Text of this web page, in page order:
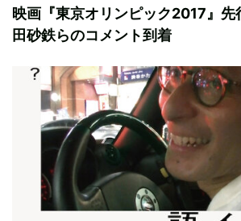
映画『東京オリンピック2017』
田砂鉄らのコメント到着